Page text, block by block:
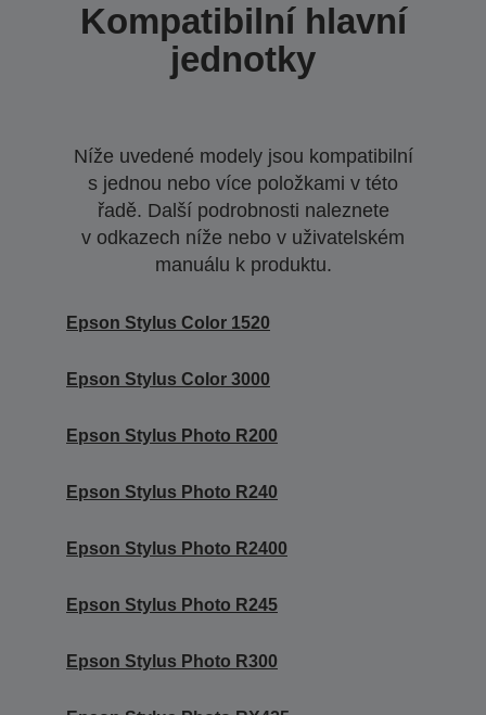
Kompatibilní hlavní
jednotky
Níže uvedené modely jsou kompatibilní
s jednou nebo více položkami v této
řadě. Další podrobnosti naleznete
v odkazech níže nebo v uživatelském
manuálu k produktu.
Epson Stylus Color 1520
Epson Stylus Color 3000
Epson Stylus Photo R200
Epson Stylus Photo R240
Epson Stylus Photo R2400
Epson Stylus Photo R245
Epson Stylus Photo R300